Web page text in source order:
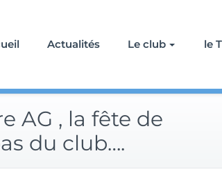
Actualités Le club le
AG , la fête de
du club….